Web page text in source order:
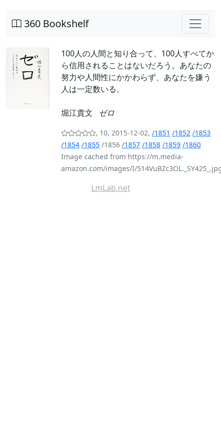
360 Bookshelf
100人の人間と知り合って、100人すべてか
ら信用されることはないだろう。あなたの
努力や人間性にかかわらず、あなたを嫌う
人は一定数いる。
堀江貴文 ゼロ
, 10, 2015-12-02, /1851 /1852 /1853
/1854 /1855 /1856 /1857 /1858 /1859 /1860
Image cached from https://m.media-
amazon.com/images/I/
LmLab.net